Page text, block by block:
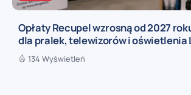
Opłaty Recupel wzrosną od 2027
dla pralek, telewizorów i oświetlenia
134 Wyświetleń